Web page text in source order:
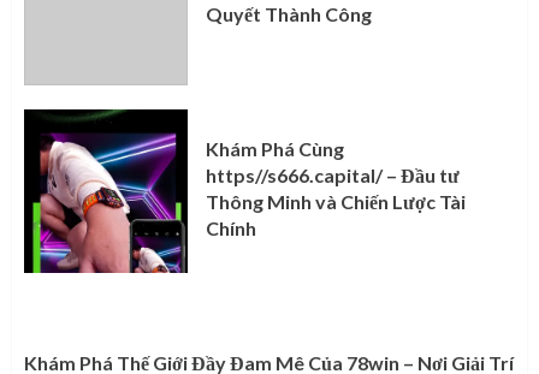
Quyết Thành Công
Khám Phá Cùng
https//s666.capital/ – Đầu tư
Thông Minh và Chiến Lược Tài
Chính
Khám Phá Thế Giới Đầy Đam Mê Của 78win – Nơi Giải Trí